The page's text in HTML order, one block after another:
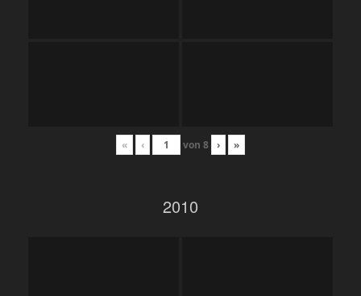
« ‹ von 8 › »
2010